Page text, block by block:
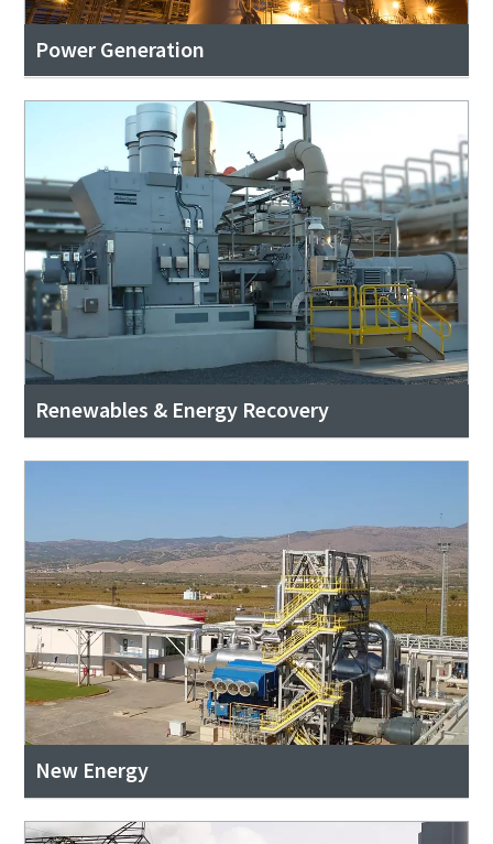
Power Generation
Renewables & Energy Recovery
New Energy